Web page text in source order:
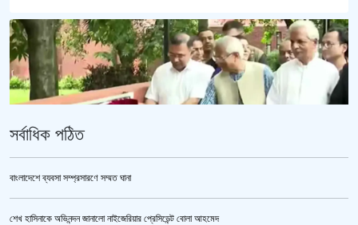
সর্বাধিক পঠিত
বাংলাদেশে ব্যবসা সম্প্রসারণে সম্মত ঘানা
শেখ হাসিনাকে অভিনন্দন জানালো নাইজেরিয়ার প্রেসিডেন্ট বোলা আহমেদ